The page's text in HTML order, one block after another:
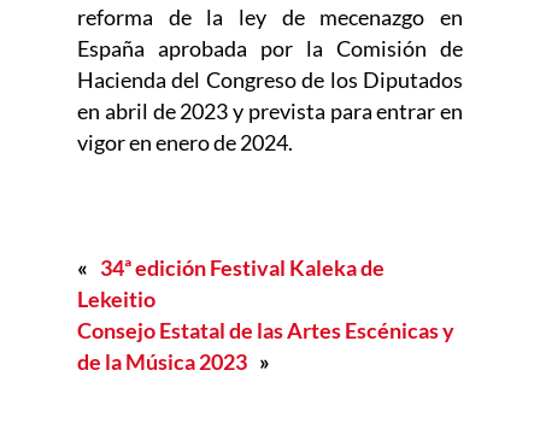
reforma de la ley de mecenazgo en
España aprobada por la Comisión de
Hacienda del Congreso de los Diputados
en abril de 2023 y prevista para entrar en
vigor en enero de 2024.
« 34ª edición Festival Kaleka de
Lekeitio
Consejo Estatal de las Artes Escénicas y
de la Música 2023 »